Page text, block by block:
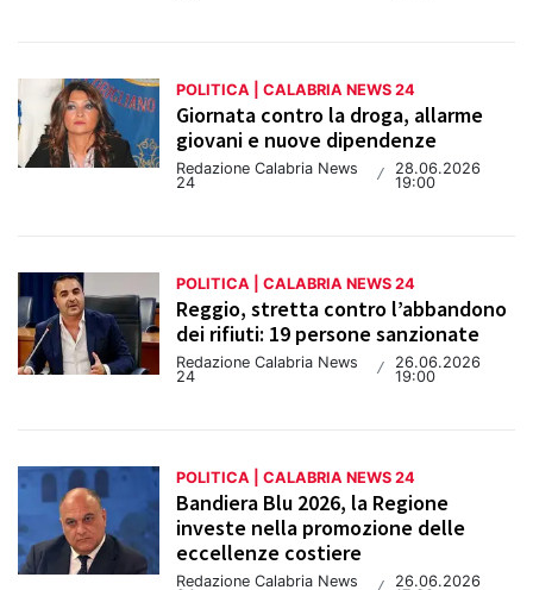
POLITICA | CALABRIA NEWS 24
Giornata contro la droga, allarme
giovani e nuove dipendenze
Redazione Calabria News
24
/
28.06.2026
19:00
POLITICA | CALABRIA NEWS 24
Reggio, stretta contro l’abbandono
dei rifiuti: 19 persone sanzionate
Redazione Calabria News
24
/
26.06.2026
19:00
POLITICA | CALABRIA NEWS 24
Bandiera Blu 2026, la Regione
investe nella promozione delle
eccellenze costiere
Redazione Calabria News
26.06.2026